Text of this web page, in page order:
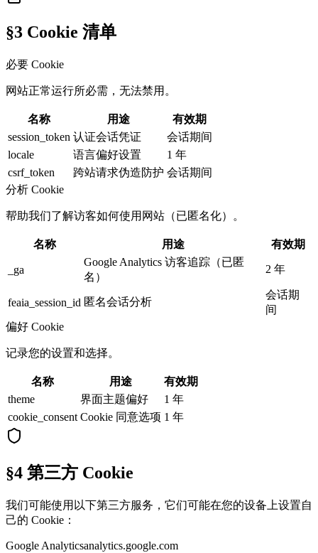
§3 Cookie 清单
必要 Cookie
网站正常运行所必需，无法禁用。
名称 用途
有效期
session_token 认证会话凭证
会话期间
locale
语言偏好设置
1 年
csrf_token
跨站请求伪造防护 会话期间
分析 Cookie
帮助我们了解访客如何使用网站（已匿名化）。
名称 用途 有效期
_ga
Google Analytics 访客追踪（已匿
名）
2 年
feaia_session_id 匿名会话分析
会话期
间
偏好 Cookie
记录您的设置和选择。
名称 用途
有效期
theme
界面主题偏好
1 年
cookie_consent Cookie 同意选项 1 年
§4 第三方 Cookie
我们可能使用以下第三方服务，它们可能在您的设备上设置自
己的 Cookie：
Google Analyticsanalytics.google.com